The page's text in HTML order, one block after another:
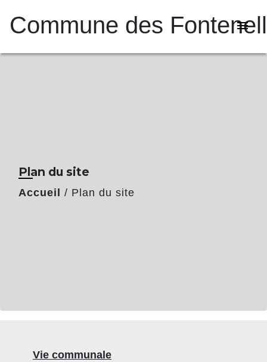
Commune des menu
Plan du site
Accueil / Plan du site
Vie communale